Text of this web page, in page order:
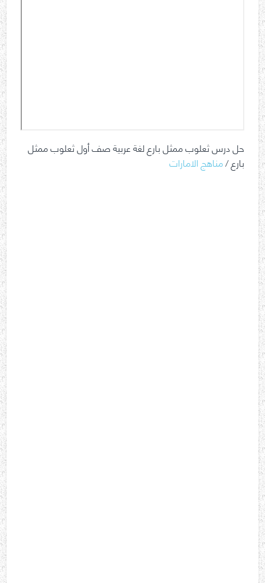
حل درس ثعلوب ممثل بارع لغة عربية صف أول ثعلوب ممثل
بارع /مناهج الامارات